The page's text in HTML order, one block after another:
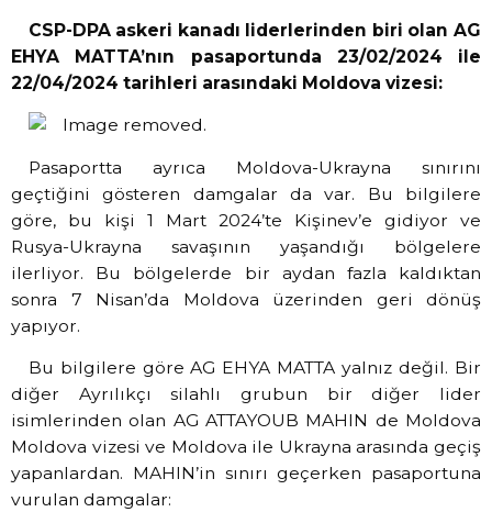
CSP-DPA askeri kanadı liderlerinden biri olan AG
EHYA MATTA’nın pasaportunda 23/02/2024 ile
22/04/2024 tarihleri arasındaki Moldova vizesi:
Pasaportta ayrıca Moldova-Ukrayna sınırını
geçtiğini gösteren damgalar da var. Bu bilgilere
göre, bu kişi 1 Mart 2024’te Kişinev’e gidiyor ve
Rusya-Ukrayna savaşının yaşandığı bölgelere
ilerliyor. Bu bölgelerde bir aydan fazla kaldıktan
sonra 7 Nisan’da Moldova üzerinden geri dönüş
yapıyor.
Bu bilgilere göre AG EHYA MATTA yalnız değil. Bir
diğer Ayrılıkçı silahlı grubun bir diğer lider
isimlerinden olan AG ATTAYOUB MAHIN de Moldova
Moldova vizesi ve Moldova ile Ukrayna arasında geçiş
yapanlardan. MAHIN’in sınırı geçerken pasaportuna
vurulan damgalar: